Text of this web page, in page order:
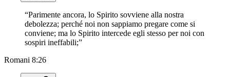
“Parimente ancora, lo Spirito sovviene alla nostra
debolezza; perché noi non sappiamo pregare come si
conviene; ma lo Spirito intercede egli stesso per noi con
sospiri ineffabili;”
Romani 8:26